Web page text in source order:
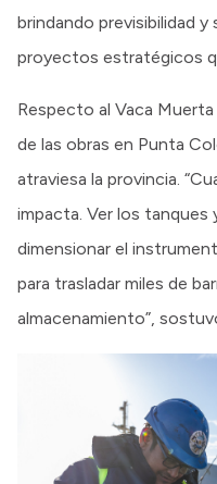
brindando previsibilidad y
proyectos estratégicos
Respecto al Vaca
de las obras en Punta
atraviesa la provincia.
impacta. Ver los tanques
dimensionar el
para trasladar miles de
almacenamiento”,